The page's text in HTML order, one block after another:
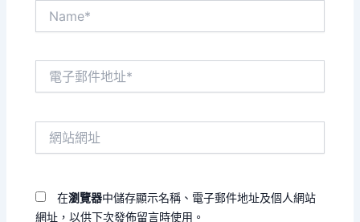
在瀏覽器中儲存顯示名稱、電子郵件地址及個人網站
網址，以供下次發佈留言時使用。